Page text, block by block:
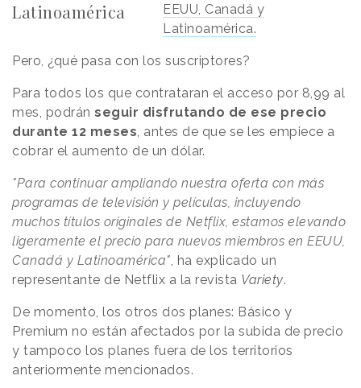
Latinoamérica
EEUU, Canadá y
Latinoamérica.
Pero, ¿qué pasa con los suscriptores?
Para todos los que contrataran el acceso por 8,99 al
mes, podrán seguir disfrutando de ese precio
durante 12 meses, antes de que se les empiece a
cobrar el aumento de un dólar.
"Para continuar ampliando nuestra oferta con más
programas de televisión y películas, incluyendo
muchos títulos originales de Netflix, estamos elevando
ligeramente el precio para nuevos miembros en EEUU,
Canadá y Latinoamérica", ha explicado un
representante de Netflix a la revista Variety.
De momento, los otros dos planes: Básico y
Premium no están afectados por la subida de precio
y tampoco los planes fuera de los territorios
anteriormente mencionados.